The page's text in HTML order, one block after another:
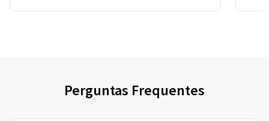
Perguntas Frequentes